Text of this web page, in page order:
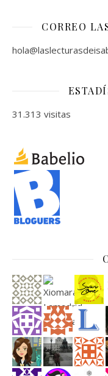
CORREO
31.313 visitas